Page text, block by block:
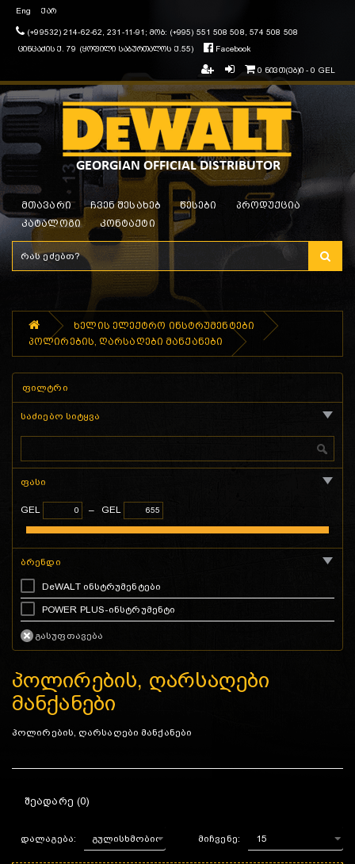
Eng ქარ
(+99532) 214-62-62, 231-11-91; მობ: (+995) 551 508 508, 574 508 508
ცინცაძის ქ. 79 (ყოფილი საბურთალოს ქ.55)
Facebook
0 ნივთ(ებ)ი - 0 GEL
მთავარი ჩვენ შესახებ წესები
პროდუქცია
კატალოგი
კონტაქტი
ხელის ელექტრო ინსტრუმენტები
პოლირების, ღარსაღები მანქანები
ფილტრი
საძიებო სიტყვა
ფასი
GEL – GEL
ბრენდი
DeWALT ინსტრუმენტები
POWER PLUS-ინსტრუმენტი
პოლირების, ღარსაღები
მანქანები
პოლირების, ღარსაღები მანქანები
ᲨᲔᲐᲓᲐᲠᲔ (0)
დალაგება: მიჩვენე: